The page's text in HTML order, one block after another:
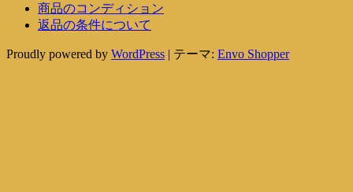
商品のコンディション
返品の条件について
Proudly powered by WordPress | テーマ: Envo Shopper